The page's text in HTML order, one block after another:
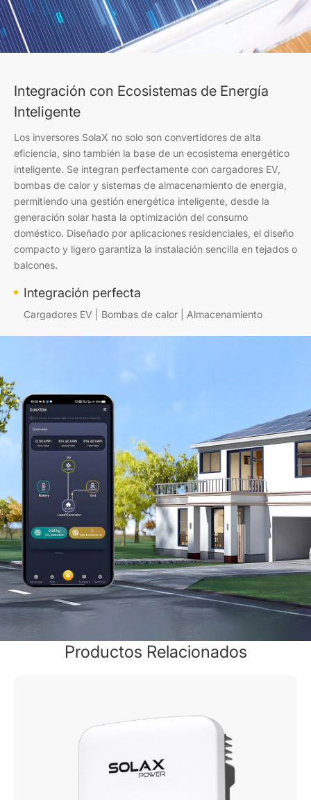
Integración con Ecosistemas de Energía
Inteligente
Los inversores SolaX no solo son convertidores de alta
eficiencia, sino también la base de un ecosistema energético
inteligente. Se integran perfectamente con cargadores EV,
bombas de calor y sistemas de almacenamiento de energía,
permitiendo una gestión energética inteligente, desde la
generación solar hasta la optimización del consumo
doméstico. Diseñado por aplicaciones residenciales, el diseño
compacto y ligero garantiza la instalación sencilla en tejados o
balcones.
Integración perfecta
Cargadores EV | Bombas de calor | Almacenamiento
Productos Relacionados